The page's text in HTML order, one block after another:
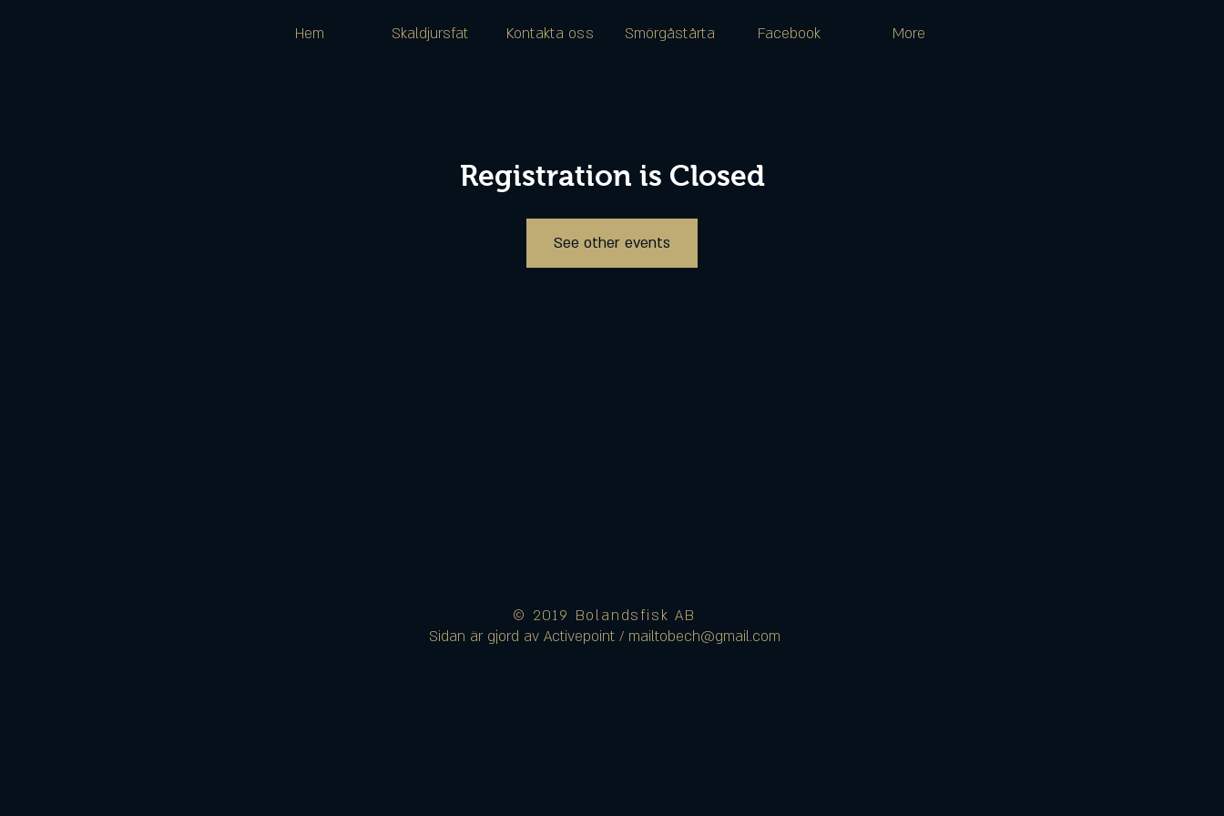
Hem Skaldjursfat Kontakta oss Smörgåstårta Facebook More
Registration is Closed
See other events
© 2019 Bolandsfisk AB
Sidan är gjord av Activepoint / mailtobech@gmail.com